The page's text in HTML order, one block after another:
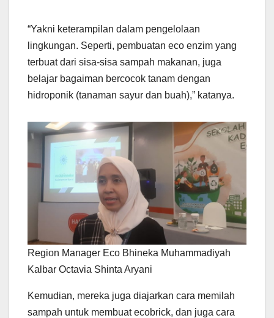
“Yakni keterampilan dalam pengelolaan
lingkungan. Seperti, pembuatan eco enzim yang
terbuat dari sisa-sisa sampah makanan, juga
belajar bagaiman bercocok tanam dengan
hidroponik (tanaman sayur dan buah),” katanya.
Region Manager Eco Bhineka Muhammadiyah
Kalbar Octavia Shinta Aryani
Kemudian, mereka juga diajarkan cara memilah
sampah untuk membuat ecobrick, dan juga cara